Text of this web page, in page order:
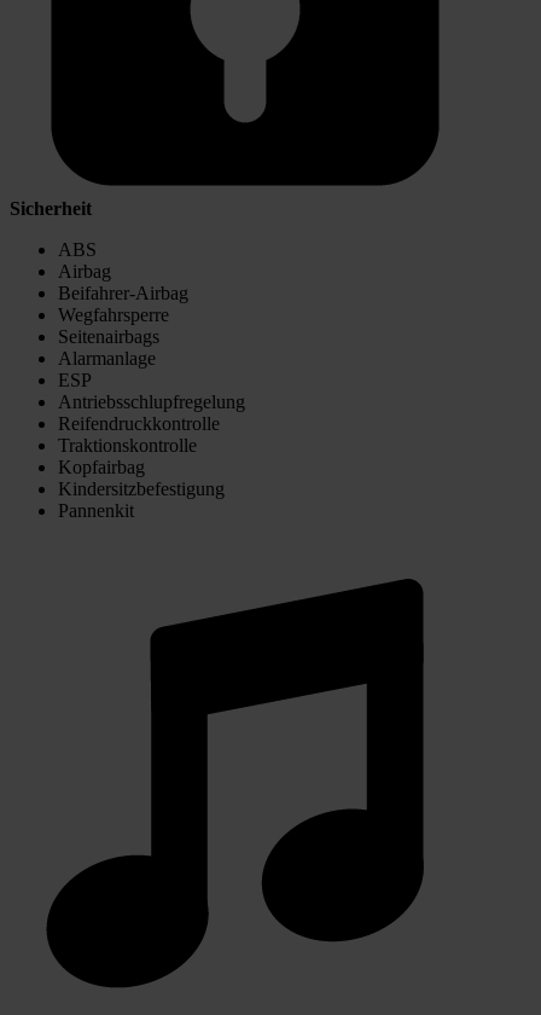
Sicherheit
ABS
Airbag
Beifahrer-Airbag
Wegfahrsperre
Seitenairbags
Alarmanlage
ESP
Antriebsschlupfregelung
Reifendruckkontrolle
Traktionskontrolle
Kopfairbag
Kindersitzbefestigung
Pannenkit